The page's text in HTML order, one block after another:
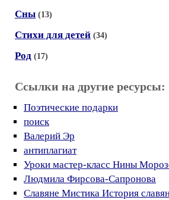
Сны (13)
Стихи для детей (34)
Род (17)
Ссылки на другие ресурсы:
Поэтические подарки
поиск
Валерий Эр
антиплагиат
Уроки мастер-класс Нины
Людмила Фирсова-Сапронова
Славяне Мистика История